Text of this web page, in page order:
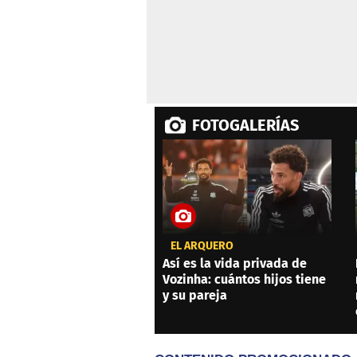
FOTOGALERÍAS
EL ARQUERO
Así es la vida privada de
Vozinha: cuántos hijos tiene
y su pareja